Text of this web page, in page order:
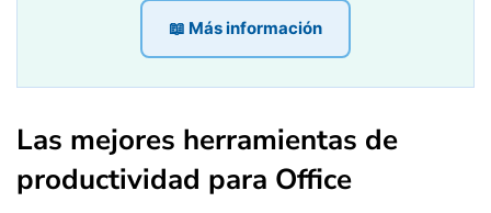
📖 Más información
Las mejores herramientas de
productividad para Office